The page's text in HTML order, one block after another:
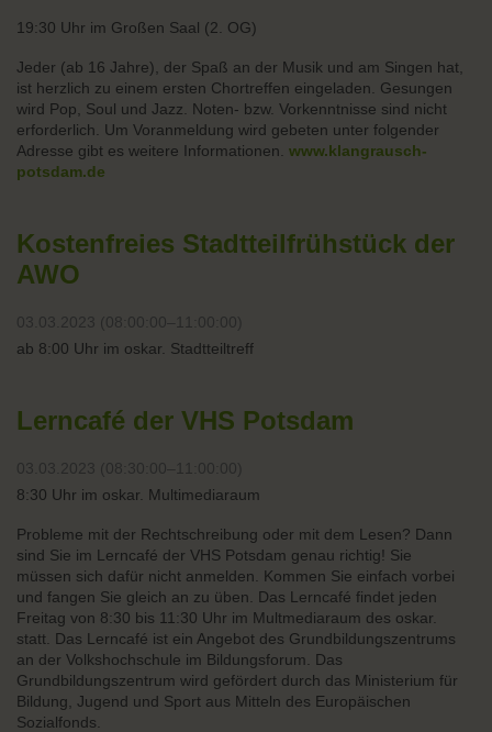
19:30 Uhr im Großen Saal (2. OG)
Jeder (ab 16 Jahre), der Spaß an der Musik und am Singen hat,
ist herzlich zu einem ersten Chortreffen eingeladen. Gesungen
wird Pop, Soul und Jazz. Noten- bzw. Vorkenntnisse sind nicht
erforderlich. Um Voranmeldung wird gebeten unter folgender
Adresse gibt es weitere Informationen. www.klangrausch-
potsdam.de
Kostenfreies Stadtteilfrühstück der
AWO
03.03.2023 (08:00:00–11:00:00)
ab 8:00 Uhr im oskar. Stadtteiltreff
Lerncafé der VHS Potsdam
03.03.2023 (08:30:00–11:00:00)
8:30 Uhr im oskar. Multimediaraum
Probleme mit der Rechtschreibung oder mit dem Lesen? Dann
sind Sie im Lerncafé der VHS Potsdam genau richtig! Sie
müssen sich dafür nicht anmelden. Kommen Sie einfach vorbei
und fangen Sie gleich an zu üben. Das Lerncafé findet jeden
Freitag von 8:30 bis 11:30 Uhr im Multmediaraum des oskar.
statt. Das Lerncafé ist ein Angebot des Grundbildungszentrums
an der Volkshochschule im Bildungsforum. Das
Grundbildungszentrum wird gefördert durch das Ministerium für
Bildung, Jugend und Sport aus Mitteln des Europäischen
Sozialfonds.